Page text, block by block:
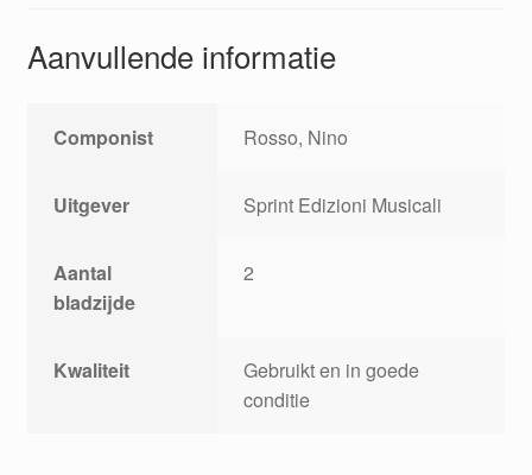
Aanvullende informatie
Componist Rosso, Nino
Uitgever Sprint Edizioni Musicali
Aantal
bladzijde
2
Kwaliteit
Gebruikt en in goede
conditie